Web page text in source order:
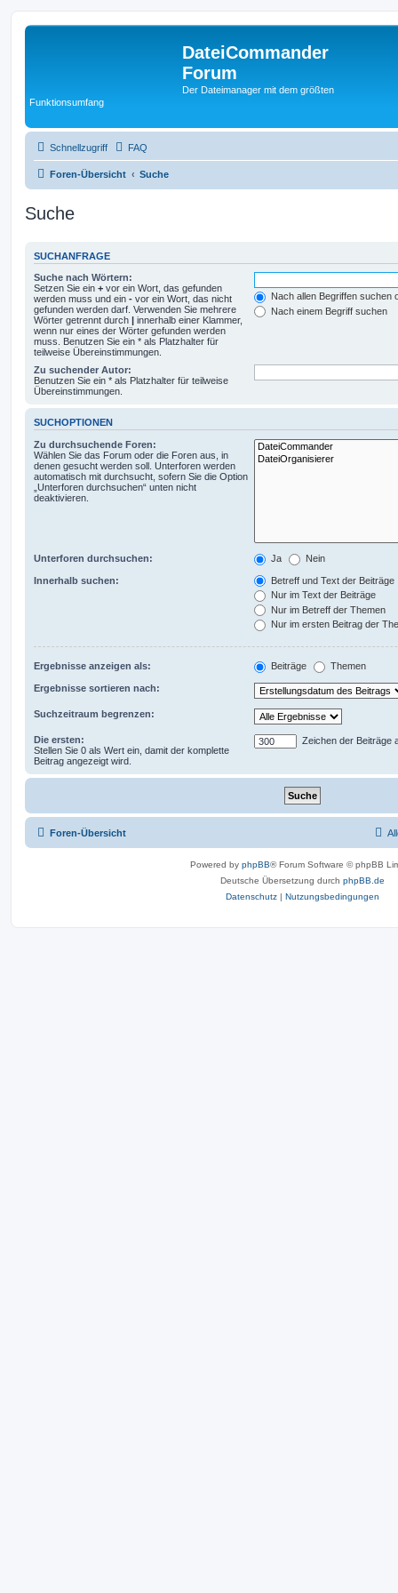
DateiCommander
Forum
Der Dateimanager mit dem größten
Funktionsumfang
Schnellzugriff FAQ
Foren-Übersicht Suche
Suche
SUCHANFRAGE
Suche nach Wörtern:
Setzen Sie ein + vor ein Wort, das gefunden
werden muss und ein - vor ein Wort, das nicht
gefunden werden darf. Verwenden Sie mehrere
Wörter getrennt durch | innerhalb einer Klammer,
wenn nur eines der Wörter gefunden werden
muss. Benutzen Sie ein * als Platzhalter für
teilweise Übereinstimmungen.
Nach allen Begriffen suchen
Nach einem Begriff suchen
Zu suchender Autor:
Benutzen Sie ein * als Platzhalter für teilweise
Übereinstimmungen.
SUCHOPTIONEN
Zu durchsuchende Foren:
Wählen Sie das Forum oder die Foren aus, in
denen gesucht werden soll. Unterforen werden
automatisch mit durchsucht, sofern Sie die Option
„Unterforen durchsuchen“ unten nicht
deaktivieren.
Unterforen durchsuchen: Ja Nein
Innerhalb suchen:
Betreff und Text der Beiträge
Nur im Text der Beiträge
Nur im Betreff der Themen
Nur im ersten Beitrag der
Ergebnisse anzeigen als: Beiträge Themen
Ergebnisse sortieren nach:
Suchzeitraum begrenzen:
Die ersten:
Stellen Sie 0 als Wert ein, damit der komplette
Beitrag angezeigt wird.
Zeichen der Beiträge
Foren-Übersicht
Powered by phpBB® Forum Software © phpBB
Deutsche Übersetzung durch phpBB.de
Datenschutz | Nutzungsbedingungen